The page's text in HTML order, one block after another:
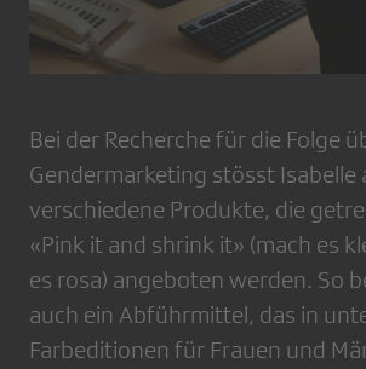
Bei der Recherche für die Folge
Gendermarketing stösst Isabelle
verschiedene Produkte, die
«Pink it and shrink it» (mach es
es rosa) angeboten werden. So
auch ein Abführmittel, das in
Farbeditionen für Frauen und